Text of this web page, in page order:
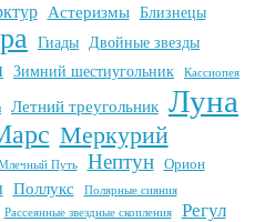
Астеризмы
Близнецы
Гиады Двойные звезды
Зимний шестиугольник Кассиопея
Летний треугольник Луна
Меркурий
Путь Нептун Орион
Поллукс Полярные сияния
Рассеянные звездные скопления Регул